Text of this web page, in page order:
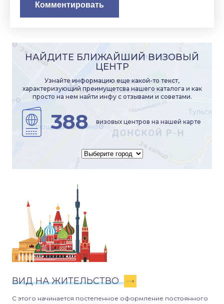
НАЙДИТЕ БЛИЖАЙШИЙ ВИЗОВЫЙ
ЦЕНТР
Узнайте информацию еще какой-то текст,
характеризующий преимущетсва нашего каталога и как
просто на нем найти инфу с отзывами и советами.
388 визовых центров на нашей карте
ВИД НА ЖИТЕЛЬСТВО
С этого начинается постепенное оформление постоянного